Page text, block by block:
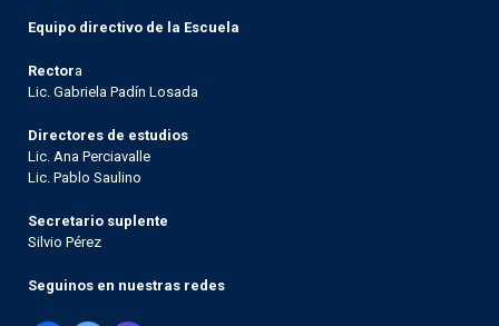
Equipo directivo de la Escuela
Rectora
Lic. Gabriela Padín Losada
Directores de estudios
Lic. Ana Perciavalle
Lic. Pablo Saulino
Secretario suplente
Silvio Pérez
Seguinos en nuestras redes